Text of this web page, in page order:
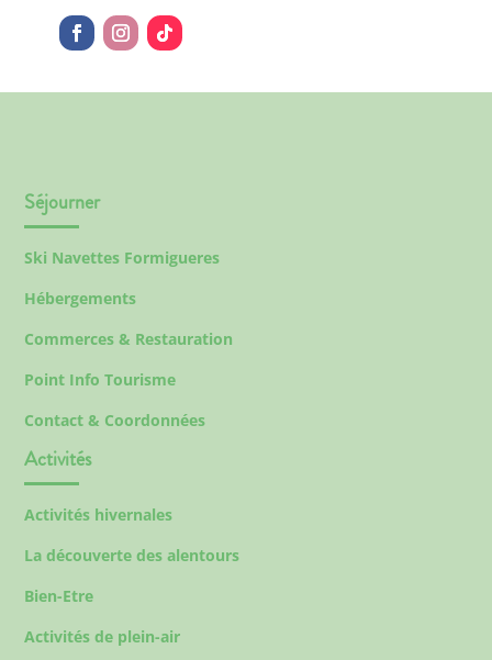
Séjourner
Ski Navettes Formigueres
Hébergements
Commerces & Restauration
Point Info Tourisme
Contact & Coordonnées
Activités
Activités hivernales
La découverte des alentours
Bien-Etre
Activités de plein-air